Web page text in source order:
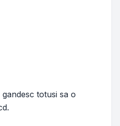
totusi sa o